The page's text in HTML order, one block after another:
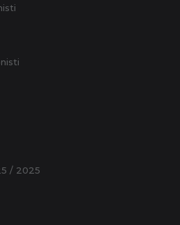
/ 2025